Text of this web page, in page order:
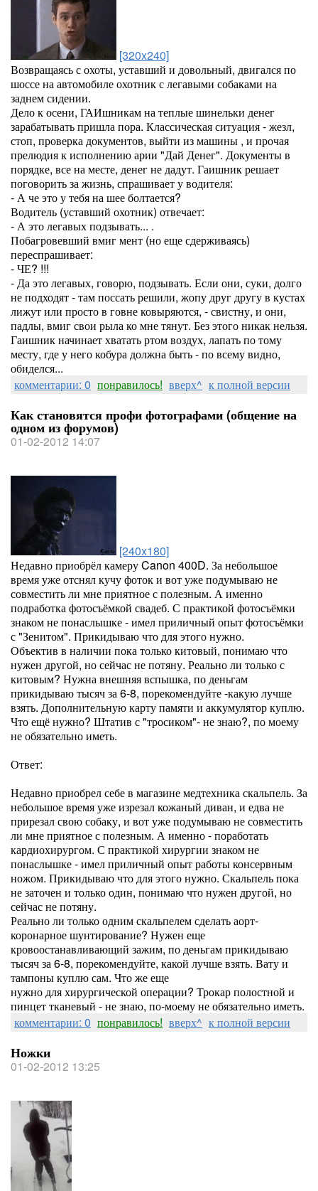
[320x240]
Возвращаясь с охоты, уставший и довольный, двигался по
шоссе на автомобиле охотник с легавыми собаками на
заднем сидении.
Дело к осени, ГАИшникам на теплые шинельки денег
зарабатывать пришла пора. Классическая ситуация - жезл,
стоп, проверка документов, выйти из машины , и прочая
прелюдия к исполнению арии "Дай Денег". Документы в
порядке, все на месте, денег не дадут. Гаишник решает
поговорить за жизнь, спрашивает у водителя:
- А че это у тебя на шее болтается?
Водитель (уставший охотник) отвечает:
- А это легавых подзывать... .
Побагровевший вмиг мент (но еще сдерживаясь)
переспрашивает:
- ЧЕ? !!!
- Да это легавых, говорю, подзывать. Если они, суки, долго
не подходят - там поссать решили, жопу друг другу в кустах
лижут или просто в говне ковыряются, - свистну, и они,
падлы, вмиг свои рыла ко мне тянут. Без этого никак нельзя.
Гаишник начинает хватать ртом воздух, лапать по тому
месту, где у него кобура должна быть - по всему видно,
обиделся...
комментарии: 0 понравилось! вверх^ к полной версии
Как становятся профи фотографами (общение на
одном из форумов)
01-02-2012 14:07
[240x180]
Недавно приобрёл камеру Canon 400D. За небольшое
время уже отснял кучу фоток и вот уже подумываю не
совместить ли мне приятное с полезным. А именно
подработка фотосъёмкой свадеб. С практикой фотосъёмки
знаком не понаслышке - имел приличный опыт фотосъёмки
с "Зенитом". Прикидываю что для этого нужно.
Объектив в наличии пока только китовый, понимаю что
нужен другой, но сейчас не потяну. Реально ли только с
китовым? Нужна внешняя вспышка, по деньгам
прикидываю тысяч за 6-8, порекомендуйте -какую лучше
взять. Дополнительную карту памяти и аккумулятор куплю.
Что ещё нужно? Штатив с "тросиком"- не знаю?, по моему
не обязательно иметь.
Ответ:
Недавно приобрел себе в магазине медтехника скальпель. За
небольшое время уже изрезал кожаный диван, и едва не
прирезал свою собаку, и вот уже подумываю не совместить
ли мне приятное с полезным. А именно - поработать
кардиохирургом. С практикой хирургии знаком не
понаслышке - имел приличный опыт работы консервным
ножом. Прикидываю что для этого нужно. Скальпель пока
не заточен и только один, понимаю что нужен другой, но
сейчас не потяну.
Реально ли только одним скальпелем сделать аорт-
коронарное шунтирование? Нужен еще
кровоостанавливающий зажим, по деньгам прикидываю
тысяч за 6-8, порекомендуйте, какой лучше взять. Вату и
тампоны куплю сам. Что же еще
нужно для хирургической операции? Трокар полостной и
пинцет тканевый - не знаю, по-моему не обязательно иметь.
комментарии: 0 понравилось! вверх^ к полной версии
Ножки
01-02-2012 13:25